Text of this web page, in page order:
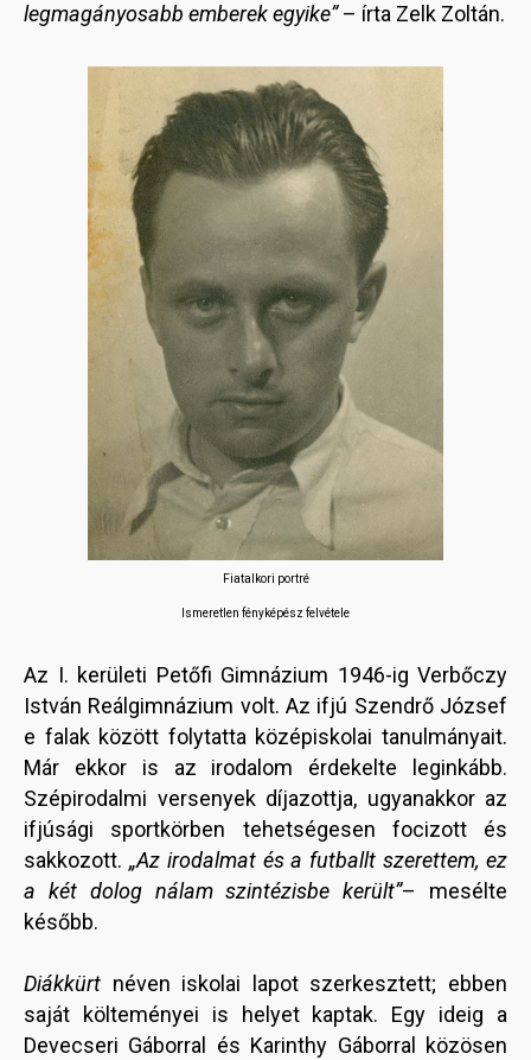
legmagányosabb emberek egyike”– írta Zelk Zoltán.
Fiatalkori portré
Ismeretlen fényképész felvétele
Az I. kerületi Petőfi Gimnázium 1946-ig Verbőczy
István Reálgimnázium volt. Az ifjú Szendrő József
e falak között folytatta középiskolai tanulmányait.
Már ekkor is az irodalom érdekelte leginkább.
Szépirodalmi versenyek díjazottja, ugyanakkor az
ifjúsági sportkörben tehetségesen focizott és
sakkozott. „Az irodalmat és a futballt szerettem, ez
a két dolog nálam szintézisbe került”– mesélte
később.
Diákkürt néven iskolai lapot szerkesztett; ebben
saját költeményei is helyet kaptak. Egy ideig a
Devecseri Gáborral és Karinthy Gáborral közösen